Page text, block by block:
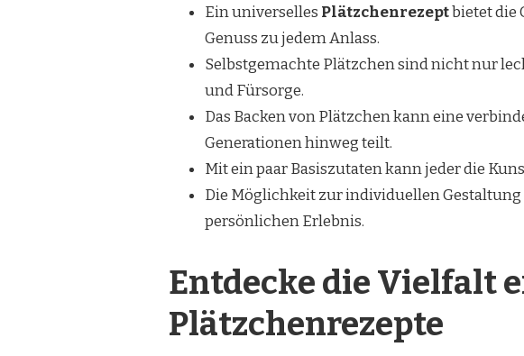
Ein universelles Plätzchenrezeptbietet die
Genuss zu jedem Anlass.
Selbstgemachte Plätzchen sind nicht nur
und Fürsorge.
Das Backen von Plätzchen kann eine
Generationen hinweg teilt.
Mit ein paar Basiszutaten kann jeder die
Die Möglichkeit zur individuellen Gestaltung
persönlichen Erlebnis.
Entdecke die Vielfalt
Plätzchenrezepte